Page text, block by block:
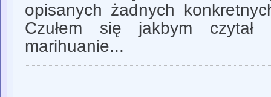
opisanych żadnych
Czułem się jakbym
marihuanie...